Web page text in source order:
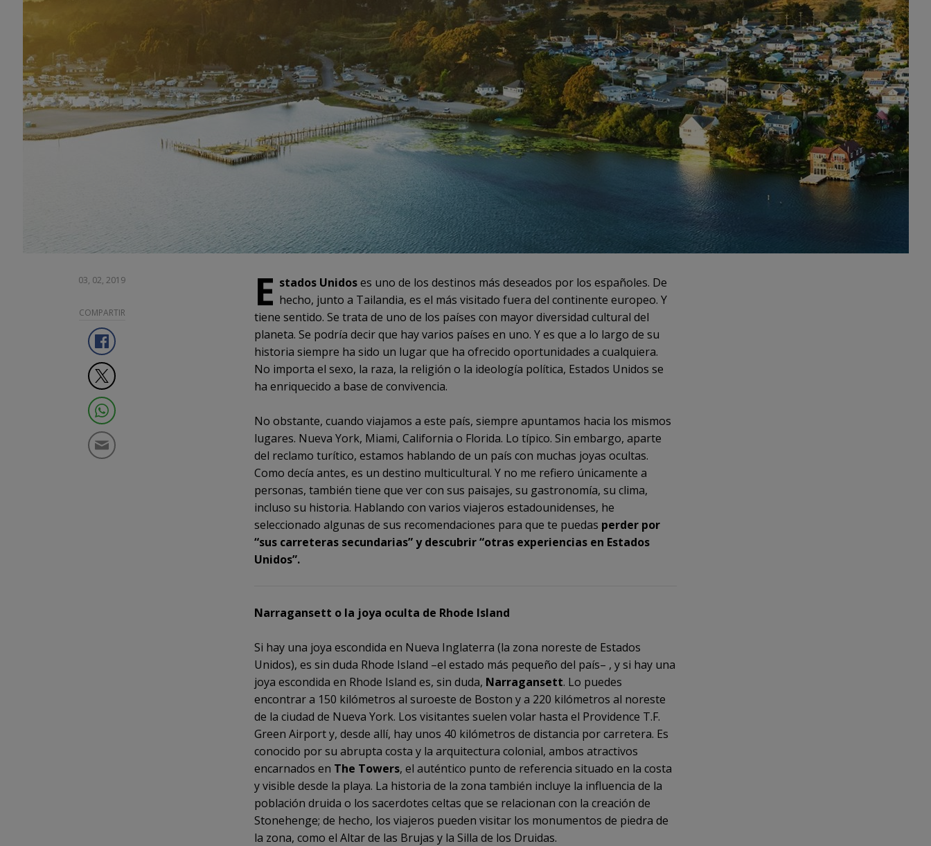
03, 02, 2019
COMPARTIR E stados Unidoses uno de los destinos más deseados por los españoles. De
hecho, junto a Tailandia, es el más visitado fuera del continente europeo. Y
tiene sentido. Se trata de uno de los países con mayor diversidad cultural del
planeta. Se podría decir que hay varios países en uno. Y es que a lo largo de su
historia siempre ha sido un lugar que ha ofrecido oportunidades a cualquiera.
No importa el sexo, la raza, la religión o la ideología política, Estados Unidos se
ha enriquecido a base de convivencia.
No obstante, cuando viajamos a este país, siempre apuntamos hacia los mismos
lugares. Nueva York, Miami, California o Florida. Lo típico. Sin embargo, aparte
del reclamo turítico, estamos hablando de un país con muchas joyas ocultas.
Como decía antes, es un destino multicultural. Y no me refiero únicamente a
personas, también tiene que ver con sus paisajes, su gastronomía, su clima,
incluso su historia. Hablando con varios viajeros estadounidenses, he
seleccionado algunas de sus recomendaciones para que te puedas perder por
“sus carreteras secundarias” y descubrir “otras experiencias en Estados
Unidos”.
Narragansett o la joya oculta de Rhode Island
Si hay una joya escondida en Nueva Inglaterra (la zona noreste de Estados
Unidos), es sin duda Rhode Island –el estado más pequeño del país– , y si hay una
joya escondida en Rhode Island es, sin duda, Narragansett. Lo puedes
encontrar a 150 kilómetros al suroeste de Boston y a 220 kilómetros al noreste
de la ciudad de Nueva York. Los visitantes suelen volar hasta el Providence T.F.
Green Airport y, desde allí, hay unos 40 kilómetros de distancia por carretera. Es
conocido por su abrupta costa y la arquitectura colonial, ambos atractivos
encarnados en The Towers, el auténtico punto de referencia situado en la costa
y visible desde la playa. La historia de la zona también incluye la influencia de la
población druida o los sacerdotes celtas que se relacionan con la creación de
Stonehenge; de hecho, los viajeros pueden visitar los monumentos de piedra de
la zona, como el Altar de las Brujas y la Silla de los Druidas.